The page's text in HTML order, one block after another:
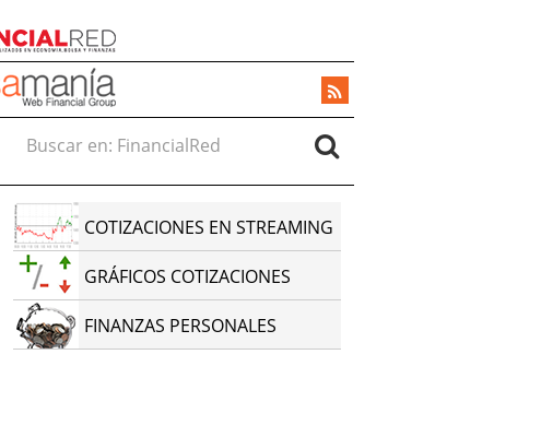
Buscar en:
COTIZACIONES EN STREAMING
GRÁFICOS COTIZACIONES
FINANZAS PERSONALES